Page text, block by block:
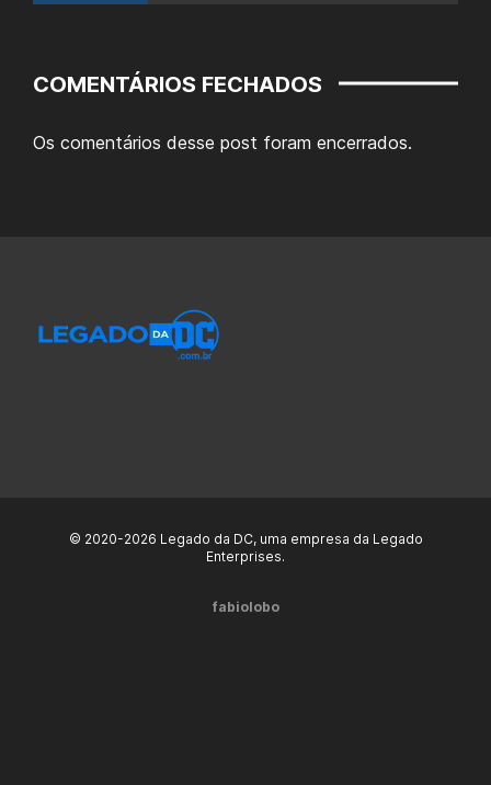
COMENTÁRIOS FECHADOS
Os comentários desse post foram encerrados.
© 2020-2026 Legado da DC, uma empresa da Legado
Enterprises.
fabiolobo